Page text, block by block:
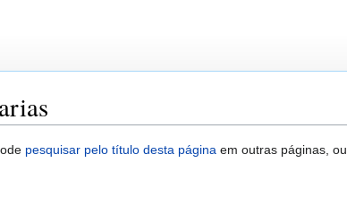
pesquisar pelo título desta página em outras páginas, ou